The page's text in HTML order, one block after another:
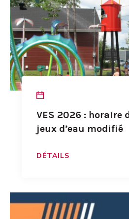
VES 2026 : horaire
jeux d’eau modifié
DÉTAILS